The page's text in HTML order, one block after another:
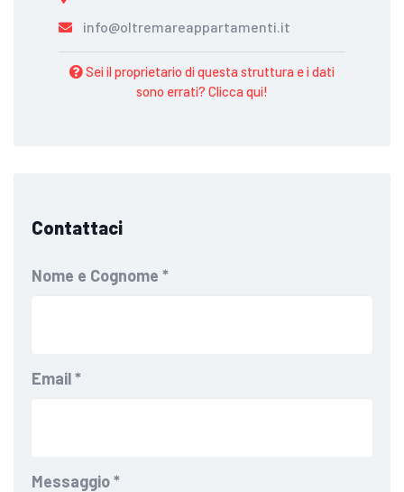
info@oltremareappartamenti.it
Sei il proprietario di questa struttura e i dati
sono errati? Clicca qui!
Contattaci
Nome e Cognome *
Email*
Messaggio*